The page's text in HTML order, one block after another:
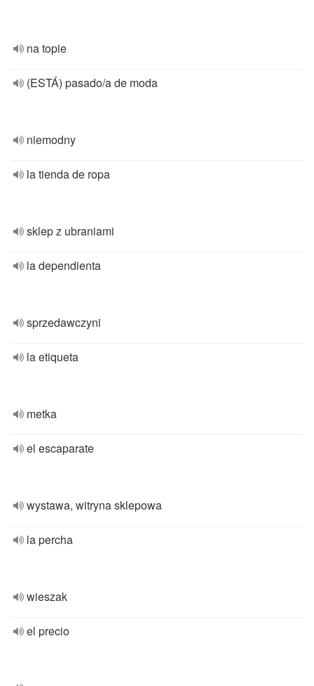
na topie
(ESTÁ) pasado/a de moda
niemodny
la tienda de ropa
sklep z ubraniami
la dependienta
sprzedawczyni
la etiqueta
metka
el escaparate
wystawa, witryna sklepowa
la percha
wieszak
el precio